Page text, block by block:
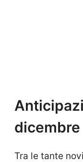
dicembre
Tra le tante